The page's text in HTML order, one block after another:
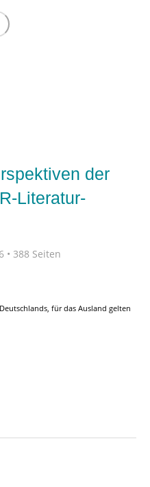
der
Literatur-
• 388 Seiten
für das Ausland gelten